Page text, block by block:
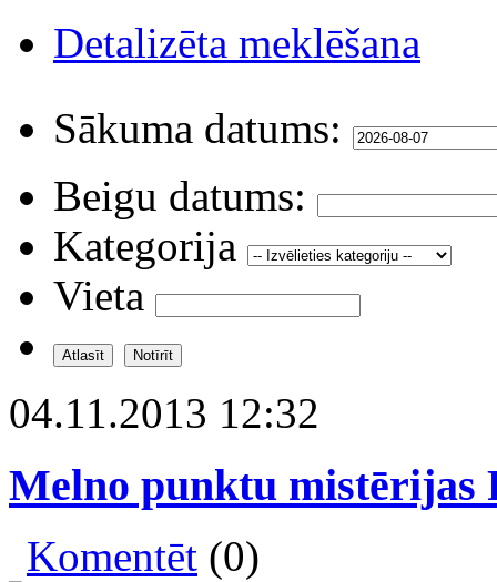
Detalizēta meklēšana
Sākuma datums:
Beigu datums:
Kategorija
Vieta
04.11.2013 12:32
Melno punktu mistērijas
Komentēt (0)